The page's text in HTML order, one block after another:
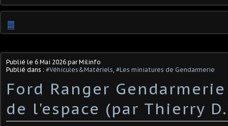
…
Publié le 6 Mai 2026 par Milinfo
Publié dans : #Véhicules&Matériels, #Les miniatures de Gendarmerie
Ford Ranger
de l'espace (par Thierry